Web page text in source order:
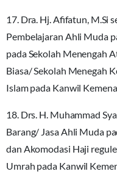
17. Dra. Hj. Afifatun, M.Si
Pembelajaran Ahli Muda
pada Sekolah Menengah
Biasa/ Sekolah Menegah
Islam pada Kanwil
18. Drs. H. Muhammad
Barang/ Jasa Ahli Muda
dan Akomodasi Haji
Umrah pada Kanwil